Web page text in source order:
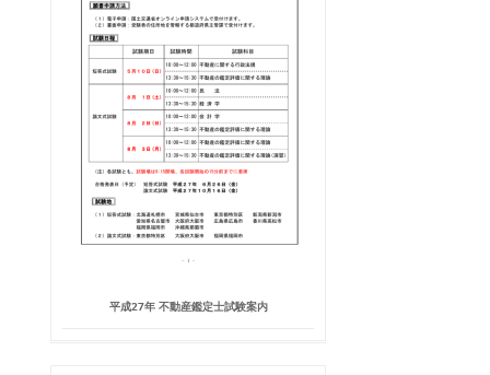
平成27年 不動産鑑定士試験案内